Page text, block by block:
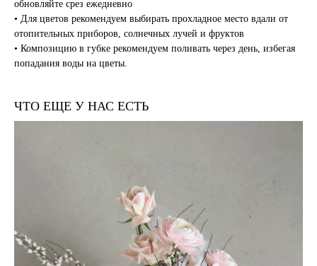
обновляйте срез ежедневно
• Для цветов рекомендуем выбирать прохладное место вдали от
отопительных приборов, солнечных лучей и фруктов
• Композицию в губке рекомендуем поливать через день, избегая
попадания воды на цветы.
ЧТО ЕЩЕ У НАС ЕСТЬ